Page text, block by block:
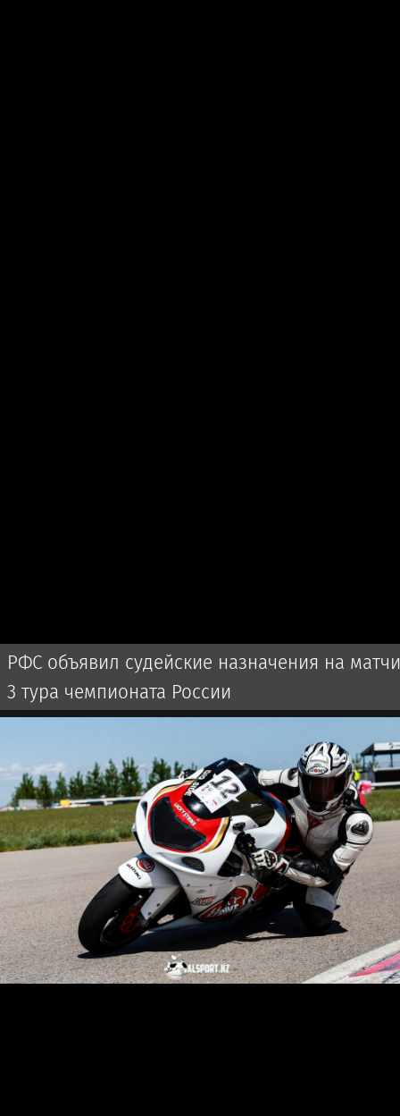
РФС объявил судейские назначения на матчи
3 тура чемпионата России